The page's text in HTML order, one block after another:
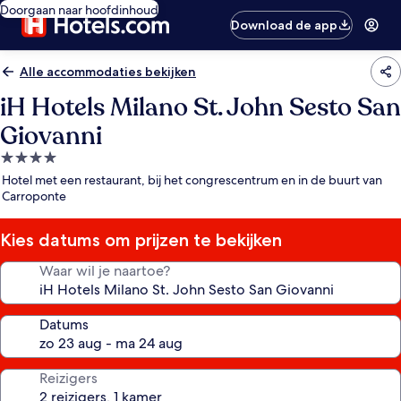
Doorgaan naar hoofdinhoud
Download de app
Alle accommodaties bekijken
iH Hotels Milano St. John Sesto San
Giovanni
4.0-
sterrenaccommodatie
Hotel met een restaurant, bij het congrescentrum en in de buurt van
Carroponte
Kies datums om prijzen te bekijken
Waar wil je naartoe?
Datums
Reizigers